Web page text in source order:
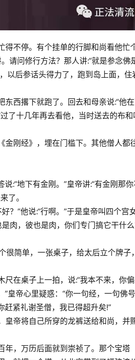
得不停。有个挂单的行脚和尚看他忙
请问修行方法？那人讲:“就是参念佛
以后参话头得力了，跑到岛上面，住
西撂下就跑了。回去和母亲说:“他
了十几年再去看他，当时送去的布和
金刚经》，埋在门槛下。其他僧人都
:“地下有金刚。”皇帝讲:“有金刚那
了。
？”他说:“行啊。”于是皇帝叫四个宫
肉，彼也是肉，你们专门搞它干什么
很简单，一张桌子，给太后立个牌子
在桌子上一拍，说:“我本不来，你
皇帝心里疑惑：“你一句经，一句佛
赶紧礼谢圣僧，我已得超升矣!”
皇帝将自己所穿的龙裤送给和尚，并
年，万历后面就到崇祯了。那个宝塔